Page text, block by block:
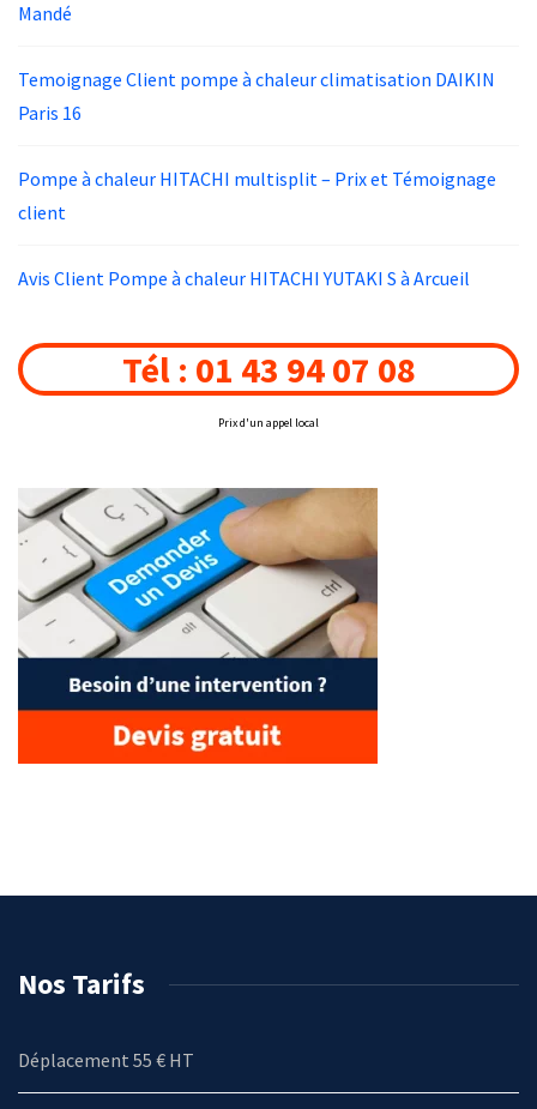
Mandé
Temoignage Client pompe à chaleur climatisation DAIKIN
Paris 16
Pompe à chaleur HITACHI multisplit – Prix et Témoignage
client
Avis Client Pompe à chaleur HITACHI YUTAKI S à Arcueil
Tél : 01 43 94 07 08
Prix d'un appel local
Nos Tarifs
Déplacement 55 € HT